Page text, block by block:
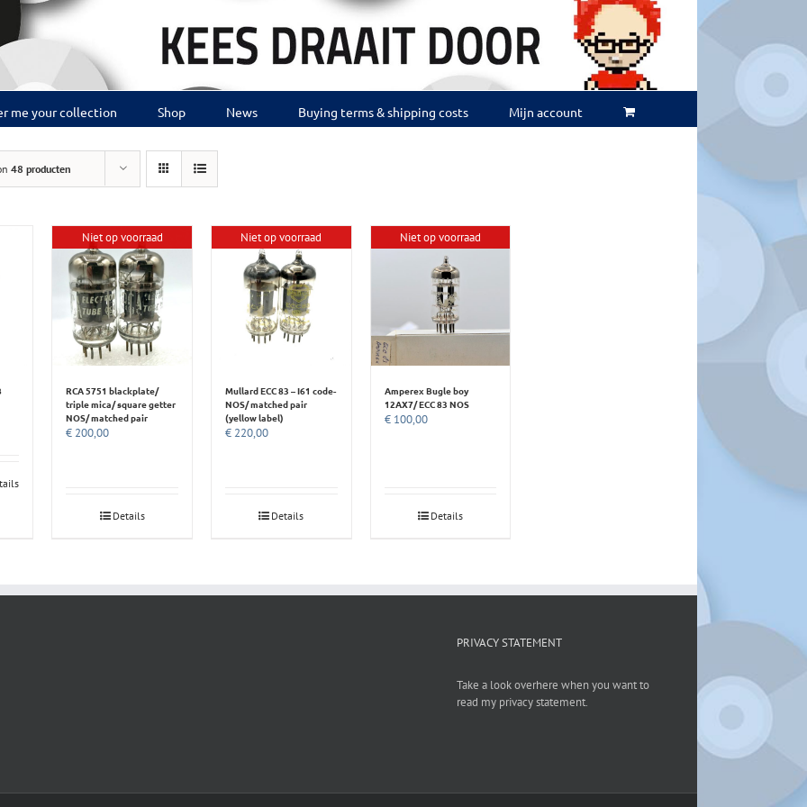
me your collection Shop News Buying terms & shipping costs Mijn account
48 producten
Niet op voorraad
RCA 5751 blackplate/
triple mica/ square getter
NOS/ matched pair
€ 200,00
Details
Niet op voorraad
Mullard ECC 83 – I61 code-
NOS/ matched pair
(yellow label)
€220,00
Details
Niet op voorraad
Amperex Bugle boy
12AX7/ ECC 83 NOS
€100,00
Details
PRIVACY STATEMENT
Take a look overhere when you want to
read my privacy statement.